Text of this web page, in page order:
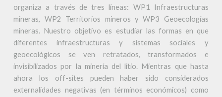
organiza a través de tres líneas: WP1 Infraestructuras
mineras, WP2 Territorios mineros y WP3 Geoecologías
mineras. Nuestro objetivo es estudiar las formas en que
diferentes infraestructuras y sistemas sociales y
geoecológicos se ven retratados, transformados e
invisibilizados por la minería del litio. Mientras que hasta
ahora los off-sites pueden haber sido considerados
externalidades negativas (en términos económicos) como